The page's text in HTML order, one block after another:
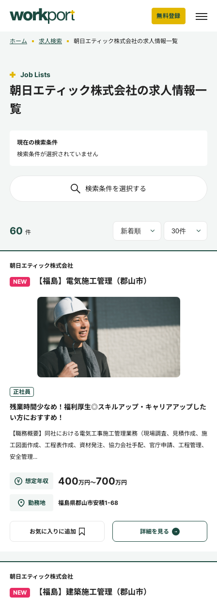
無料登録
ホーム 求人検索 朝日エティック株式会社の求人情報一覧
Job Lists
朝日エティック株式会社の求人情報一
覧
現在の検索条件
検索条件が選択されていません
検索条件を選択する
60 件
朝日エティック株式会社
NEW 【福島】電気施工管理（郡山市）
正社員
残業時間少なめ！福利厚生◎スキルアップ・キャリアアップした
い方におすすめ！
【職務概要】同社における電気工事施工管理業務（現場調査、見積作成、施
工図面作成、工程表作成、資材発注、協力会社手配、官庁申請、工程管理、
安全管理...
想定年収 400万円～700万円
勤務地 福島県郡山市安積1-68
お気に入りに追加 詳細を見る
朝日エティック株式会社
NEW 【福島】建築施工管理（郡山市）